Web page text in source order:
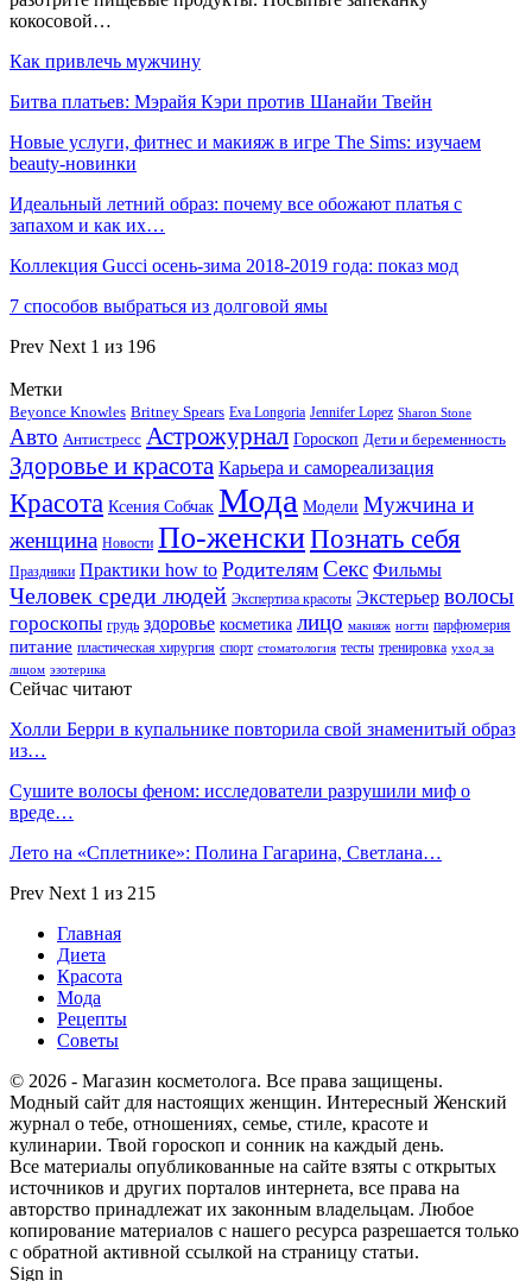
кокосовой…
Как привлечь мужчину
Битва платьев: Мэрайя Кэри против Шанайи Твейн
Новые услуги, фитнес и макияж в игре The Sims: изучаем
beauty-новинки
Идеальный летний образ: почему все обожают платья с
запахом и как их…
Коллекция Gucci осень-зима 2018-2019 года: показ мод
7 способов выбраться из долговой ямы
Prev Next 1 из 196
Метки
Beyonce Knowles Britney Spears Eva Longoria Jennifer Lopez Sharon Stone
Авто Антистресс Астрожурнал Гороскоп Дети и беременность
Здоровье и красота Карьера и самореализация
Красота Ксения Собчак Мода Модели Мужчина и
женщина Новости По-женскиПознать себя
Праздники Практики how to Родителям Секс Фильмы
Человек среди людей Экспертиза красоты Экстерьер волосы
гороскопы грудь здоровье косметика лицо макияж ногти парфюмерия
питание пластическая хирургия спорт стоматология тесты тренировка уход за
лицом эзотерика
Сейчас читают
Холли Берри в купальнике повторила свой знаменитый образ
из…
Сушите волосы феном: исследователи разрушили миф о
вреде…
Лето на «Сплетнике»: Полина Гагарина, Светлана…
Prev Next 1 из 215
Главная
Диета
Красота
Мода
Рецепты
Советы
© 2026 - Магазин косметолога. Все права защищены.
Модный сайт для настоящих женщин. Интересный Женский
журнал о тебе, отношениях, семье, стиле, красоте и
кулинарии. Твой гороскоп и сонник на каждый день.
Все материалы опубликованные на сайте взяты с открытых
источников и других порталов интернета, все права на
авторство принадлежат их законным владельцам. Любое
копирование материалов с нашего ресурса разрешается только
с обратной активной ссылкой на страницу статьи.
Sign in